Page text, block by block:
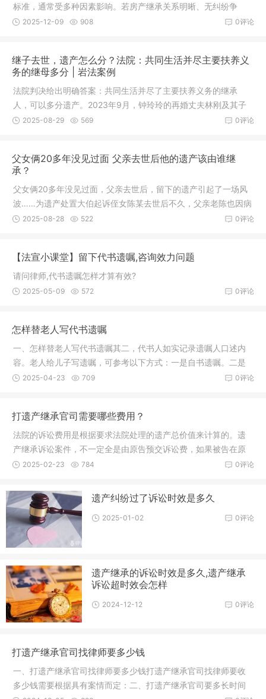
标准，通常受多种因素影响。若房产继承关系明晰、无纠纷争
议，收费相对较低；若存在真伪、继承人范围争议、房产产权复
0评论
2025-12-09 908
继子去世，遗产怎么分？法院：共同生活并尽主要扶养义
务的继母多分 | 岩法案例
法院判决给出明确答案：共同生活并尽了主要扶养义务的继承
人，可以多分遗产。2023年9月，钟玲玲的再婚丈夫林刚及其子
女将刘秀诉至武平法院，要求依法分割王小强的遗产。王小强无
0评论
2025-08-29 569
父女俩20多年没见过面 父亲去世后他的遗产该由谁继
承？
父女俩20多年没见过面，父亲去世后，留下的遗产引起了一场风
波……为遗产处置大伯起诉侄女陈某去世后不久，父亲老陈也因病
去世，可留下的遗产却引发了更大的纠纷。老陈去世后，小陈表
0评论
2025-08-28 522
【法宣小课堂】留下代书遗嘱,咨询效力问题
请问律师,代书遗嘱怎样才算有效?
0评论
2025-05-09 572
怎样替老人写代书遗嘱
一、怎样替老人写代书遗嘱其二，代书人如实记录遗嘱人口述内
容。老人给儿子写遗嘱，可参考以下方式：一是自书遗嘱。二是
代书遗嘱。三、父母自己可以写遗嘱吗父母可以自己写遗嘱，这
0评论
2025-04-23 709
打遗产继承官司需要哪些费用？
法院的诉讼费用是根据要求法院处理的遗产总价值来计算的。遗
产继承诉讼案件，不一定全是由原告预交诉讼费，如果被告在原
告的诉讼请求之外主张继承分割其他遗产，那么被告也将需要预
同而有所不同，收
0评论
2025-02-23 784
遗产纠纷过了诉讼时效是多久
0评论
2025-01-02
遗产继承的诉讼时效是多久,遗产继承
诉讼超时效会怎样
0评论
2024-12-12
打遗产继承官司找律师要多少钱
一、打遗产继承官司找律师要多少钱打遗产继承官司找律师要收
多少钱需要根据具有案情而定：二、打遗产继承官司要多长时间